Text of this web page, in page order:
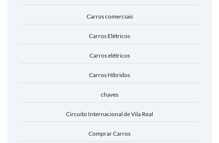
Carros comerciais
Carros Elétricos
Carros elétricos
Carros Híbridos
chaves
Circuito Internacional de Vila Real
Comprar Carros